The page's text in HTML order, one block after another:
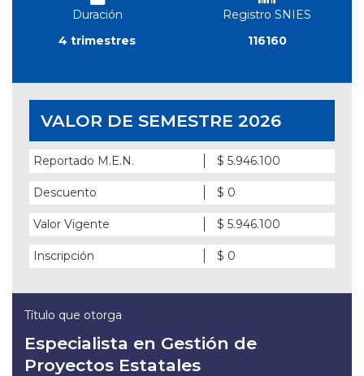
Duración
4 trimestres
Registro SNIES
116160
VALOR DE SEMESTRE 2026
Reportado M.E.N. $ 5.946.100
Descuento $ 0
Valor Vigente $ 5.946.100
Inscripción $ 0
Título que otorga
Especialista en Gestión de
Proyectos Estatales